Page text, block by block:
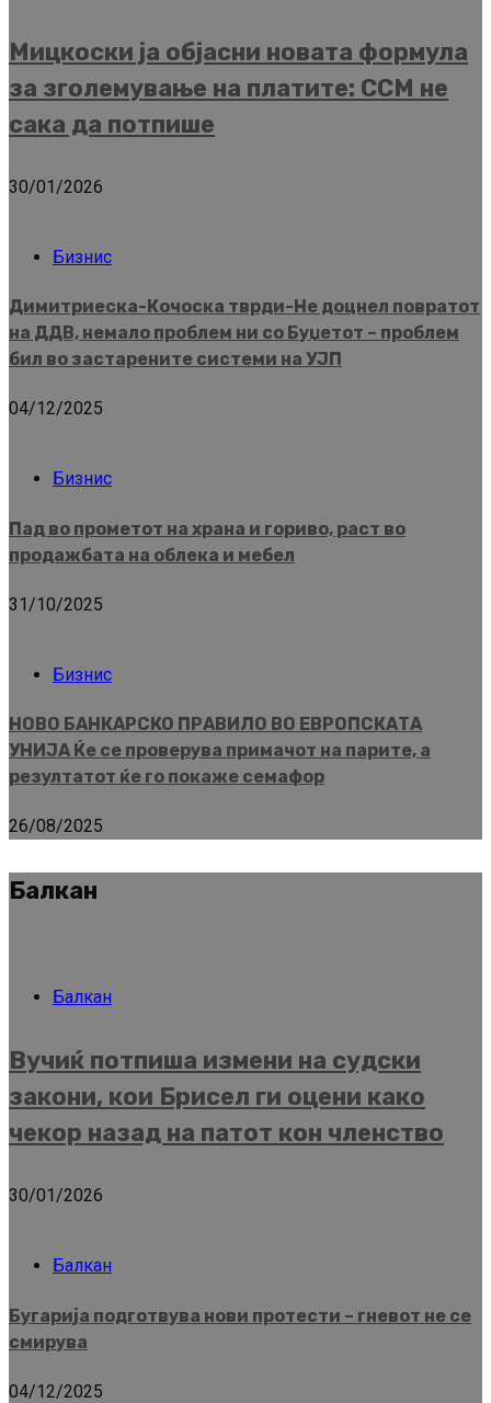
Мицкоски ја објасни новата формула
за зголемување на платите: ССМ не
сака да потпише
30/01/2026
Бизнис
Димитриеска-Кочоска тврди-Не доцнел повратот
на ДДВ, немало проблем ни со Буџетот – проблем
бил во застарените системи на УЈП
04/12/2025
Бизнис
Пад во прометот на храна и гориво, раст во
продажбата на облека и мебел
31/10/2025
Бизнис
НОВО БАНКАРСКО ПРАВИЛО ВО ЕВРОПСКАТА
УНИЈА Ќе се проверува примачот на парите, а
резултатот ќе го покаже семафор
26/08/2025
Балкан
Балкан
Вучиќ потпиша измени на судски
закони, кои Брисел ги оцени како
чекор назад на патот кон членство
30/01/2026
Балкан
Бугарија подготвува нови протести – гневот не се
смирува
04/12/2025